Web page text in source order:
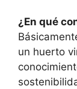
¿En qué
un huerto